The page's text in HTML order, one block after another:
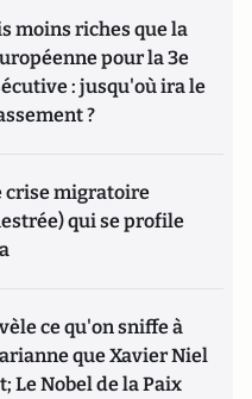
moins riches que la
pour la 3e
: jusqu'où ira le
?
crise migratoire
qui se profile
ce qu'on sniffe à
que Xavier Niel
Le Nobel de la Paix